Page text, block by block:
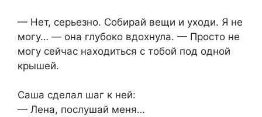
— Нет, серьезно. Собирай вещи и уходи. Я не
могу… — она глубоко вдохнула. — Просто не
могу сейчас находиться с тобой под одной
крышей.
Саша сделал шаг к ней:
— Лена, послушай меня…